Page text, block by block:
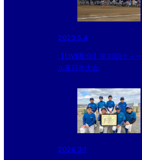
2023.5.4
【LIVE配信】第33回ティ
ル東日本大会
2024.3.1